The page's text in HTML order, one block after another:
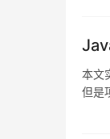
本文
但是